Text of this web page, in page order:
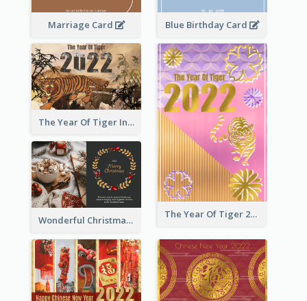
Marriage Card Blue Birthday Card
The Year Of Tiger Ink Illustration New Year Greeting Card
The Year Of Tiger 2022 Golden Greeting Card
Wonderful Christmas Greeting Card